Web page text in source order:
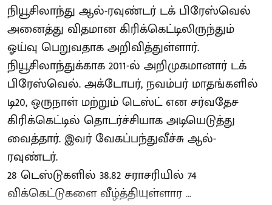
நியூசிலாந்து ஆல்-ரவுண்டர் டக் பிரேஸ்வெல்
அனைத்து விதமான கிரிக்கெட்டிலிருந்தும்
ஓய்வு பெறுவதாக அறிவித்துள்ளார்.
நியூசிலாந்துக்காக 2011-ல் அறிமுகமானார் டக்
பிரேஸ்வெல். அக்டோபர், நவம்பர் மாதங்களில்
டி20, ஒருநாள் மற்றும் டெஸ்ட் என சர்வதேச
கிரிக்கெட்டில் தொடர்ச்சியாக அடியெடுத்து
வைத்தார். இவர் வேகப்பந்துவீச்சு ஆல்-
ரவுண்டர்.
28 டெஸ்டுகளில் 38.82 சராசரியில் 74
விக்கெட்டுகளை வீழ்த்தியுள்ளார ...